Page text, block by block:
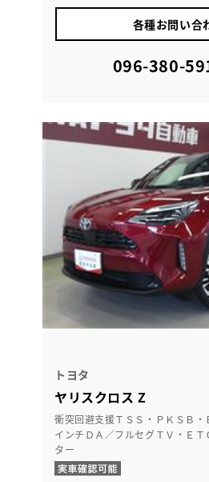
各種お問い合
096-380-
トヨタ
ヤリスクロス Z
衝突回避支援ＴＳＳ・ＰＫＳＢ・
インチＤＡ／フルセグＴＶ・Ｅ
ター